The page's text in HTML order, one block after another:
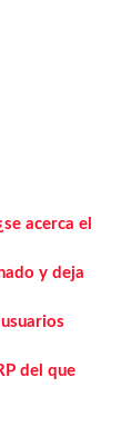
acerca el
y deja
del que